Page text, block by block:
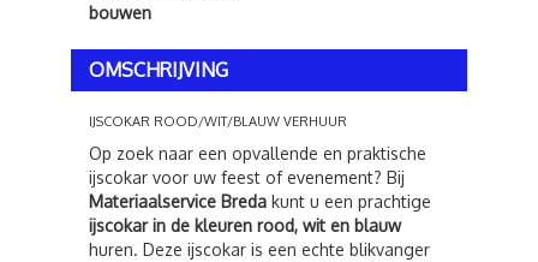
bouwen
OMSCHRIJVING
IJSCOKAR ROOD/WIT/BLAUW VERHUUR
Op zoek naar een opvallende en praktische
ijscokar voor uw feest of evenement? Bij
Materiaalservice Breda kunt u een prachtige
ijscokar in de kleuren rood, wit en blauw
huren. Deze ijscokar is een echte blikvanger